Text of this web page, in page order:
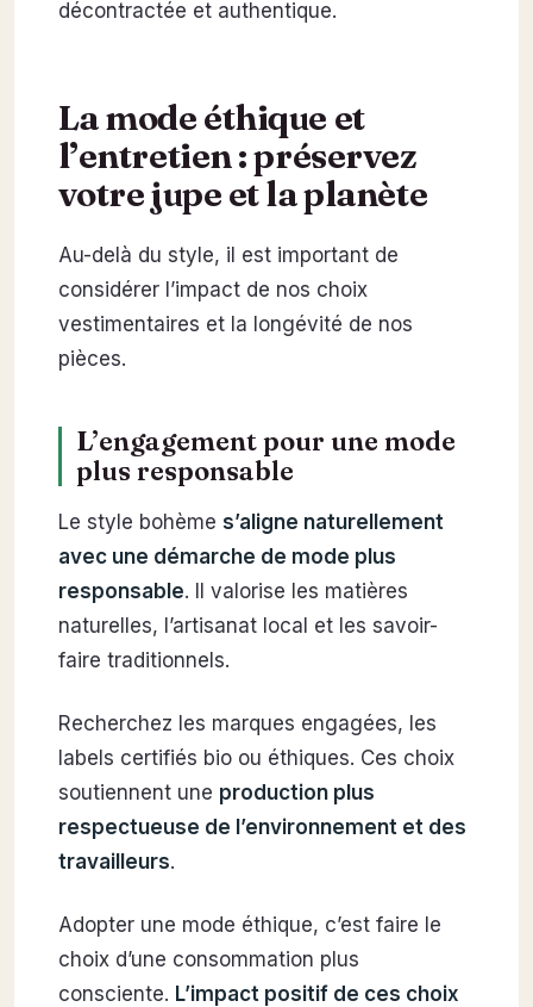
décontractée et authentique.
La mode éthique et
l’entretien : préservez
votre jupe et la planète
Au-delà du style, il est important de
considérer l’impact de nos choix
vestimentaires et la longévité de nos
pièces.
L’engagement pour une mode
plus responsable
Le style bohème s’aligne naturellement
avec une démarche de mode plus
responsable. Il valorise les matières
naturelles, l’artisanat local et les savoir-
faire traditionnels.
Recherchez les marques engagées, les
labels certifiés bio ou éthiques. Ces choix
soutiennent une production plus
respectueuse de l’environnement et des
travailleurs.
Adopter une mode éthique, c’est faire le
choix d’une consommation plus
consciente. L’impact positif de ces choix